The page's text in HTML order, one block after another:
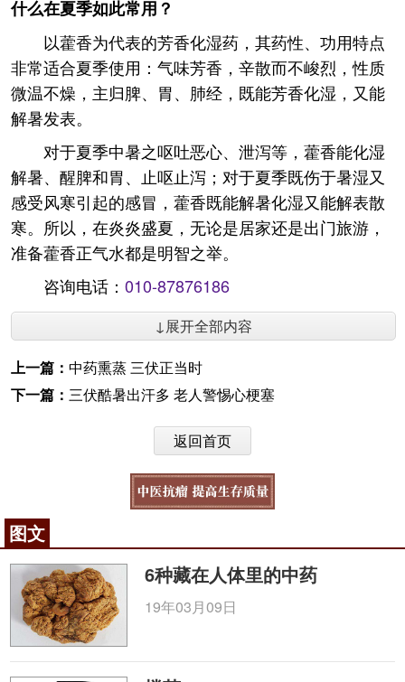
什么在夏季如此常用？
以藿香为代表的芳香化湿药，其药性、功用特点
非常适合夏季使用：气味芳香，辛散而不峻烈，性质
微温不燥，主归脾、胃、肺经，既能芳香化湿，又能
解暑发表。
对于夏季中暑之呕吐恶心、泄泻等，藿香能化湿
解暑、醒脾和胃、止呕止泻；对于夏季既伤于暑湿又
感受风寒引起的感冒，藿香既能解暑化湿又能解表散
寒。所以，在炎炎盛夏，无论是居家还是出门旅游，
准备藿香正气水都是明智之举。
咨询电话： 010-87876186
↓展开全部内容
上一篇： 中药熏蒸 三伏正当时
下一篇： 三伏酷暑出汗多 老人警惕心梗塞
返回首页
图文
6种藏在人体里的中药
19年03月09日